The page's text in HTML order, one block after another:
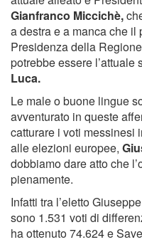
Gianfranco Miccichè,
a destra e a manca che
Presidenza della
potrebbe essere l’attuale
Luca.
Le male o buone lingue
avventurato in queste
catturare i voti messinesi
alle elezioni europee,
dobbiamo dare atto che
pienamente.
Infatti tra l’eletto
sono 1.531 voti di
ha ottenuto 74.624 e